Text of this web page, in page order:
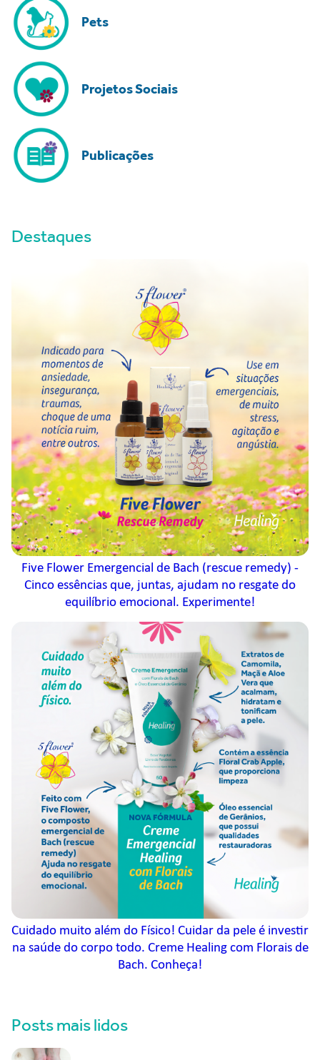
Pets
Projetos Sociais
Publicações
Destaques
Five Flower Emergencial de Bach (rescue remedy) -
Cinco essências que, juntas, ajudam no resgate do
equilíbrio emocional. Experimente!
Cuidado muito além do Físico! Cuidar da pele é investir
na saúde do corpo todo. Creme Healing com Florais de
Bach. Conheça!
Posts mais lidos